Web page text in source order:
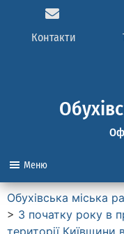
Контакти
Меню
Обухівська міська
> З початку року в
території